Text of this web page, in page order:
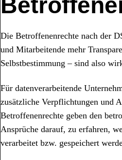
Die Betroffenenrechte nach der
und Mitarbeitende mehr
Selbstbestimmung – sind also
Für datenverarbeitende
zusätzliche Verpflichtungen und
Betroffenenrechte geben den
Ansprüche darauf, zu erfahren,
verarbeitet bzw. gespeichert